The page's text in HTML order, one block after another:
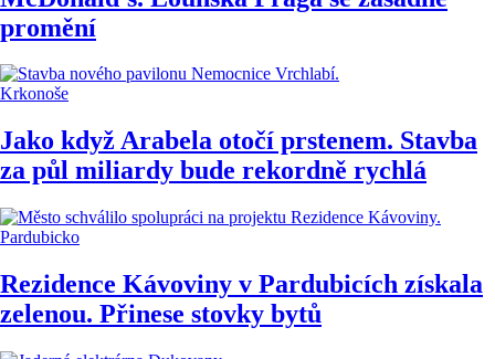
promění
Krkonoše
Jako když Arabela otočí prstenem. Stavba
za půl miliardy bude rekordně rychlá
Pardubicko
Rezidence Kávoviny v Pardubicích získala
zelenou. Přinese stovky bytů